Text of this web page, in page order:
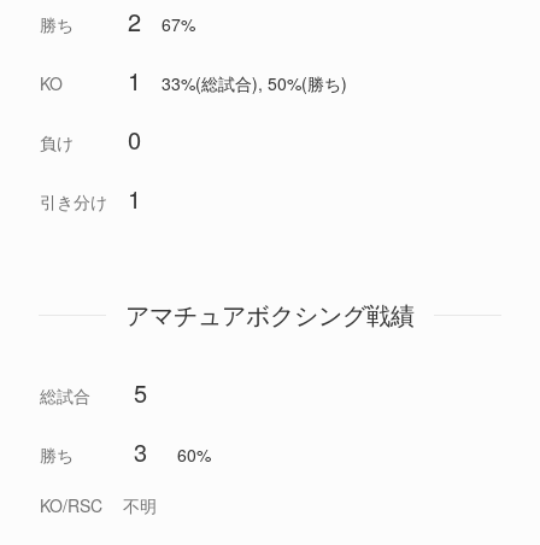
勝ち 2 67%
KO 1 33%(総試合), 50%(勝ち)
負け 0
引き分け 1
アマチュアボクシング戦績
総試合 5
勝ち 3 60%
KO/RSC 不明